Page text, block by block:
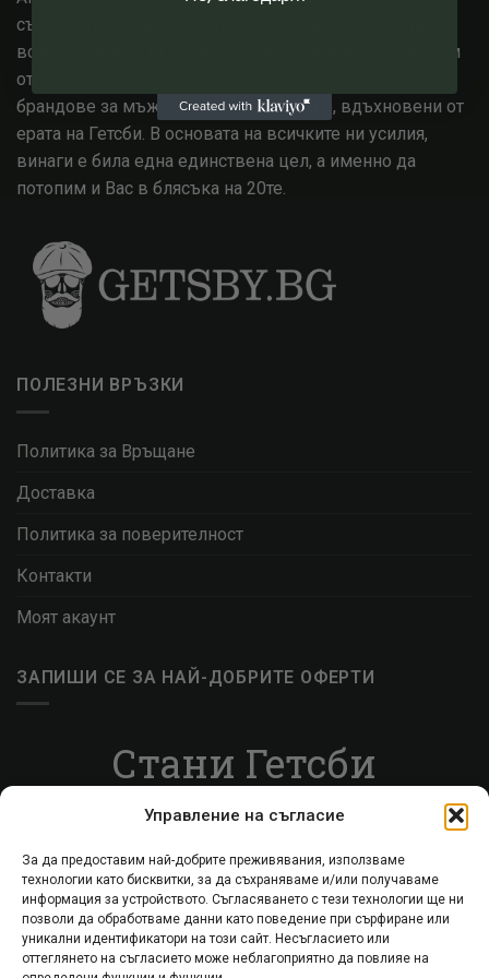
Управление на съгласие
За да предоставим най-добрите преживявания, използваме
технологии като бисквитки, за да съхраняваме и/или получаваме
информация за устройството. Съгласяването с тези технологии ще ни
позволи да обработваме данни като поведение при сърфиране или
уникални идентификатори на този сайт. Несъгласието или
оттеглянето на съгласието може неблагоприятно да повлияе на
съсредоточихме знанията си в епохата на 1920-те и
всичко, с което тя промени световната мода. Работим
от години с едни от най високо оценените английски
брандове за мъжко и дамско облекло, вдъхновени от
ерата на Гетсби. В основата на всичките ни усилия,
винаги е била една единствена цел, а именно да
потопим и Вас в блясъка на 20те.
ПОЛЕЗНИ ВРЪЗКИ
Политика за Връщане
Доставка
Политика за поверителност
Контакти
Моят акаунт
ЗАПИШИ СЕ ЗА НАЙ-ДОБРИТЕ ОФЕРТИ
Стани Гетсби
Запиши се за ВИП листата, за да получаваш
Запиши се